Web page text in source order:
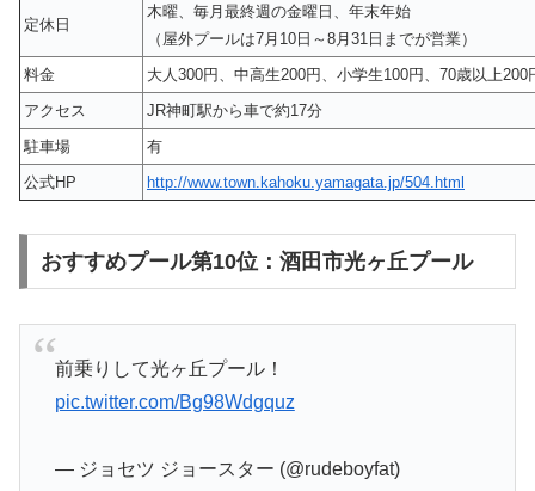
定休日
木曜、毎月最終週の金曜日、年末年始
（屋外プールは7月10日～8月31日までが営業）
料金
大人300円、中高生200円、小学生100円、70歳以上200
アクセス
JR神町駅から車で約17分
駐車場
有
公式HP
http://www.town.kahoku.yamagata.jp/504.html
おすすめプール第10位：酒田市光ヶ丘プール
前乗りして光ヶ丘プール！
pic.twitter.com/Bg98Wdgquz
— ジョセツ ジョースター (@rudeboyfat)